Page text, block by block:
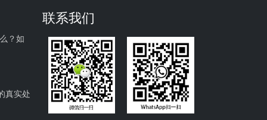
？如
真实处
联系我们